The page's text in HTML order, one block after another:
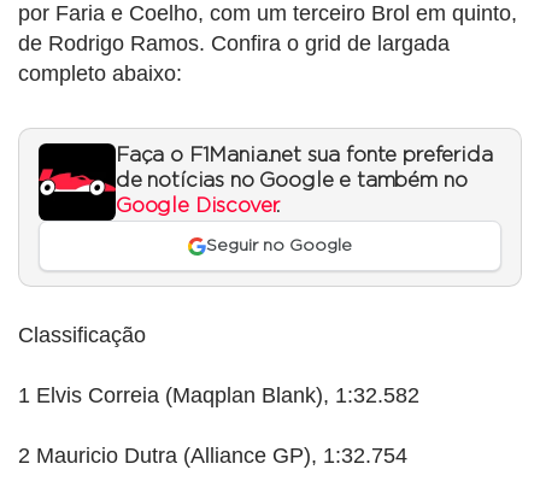
por Faria e Coelho, com um terceiro Brol em quinto,
de Rodrigo Ramos. Confira o grid de largada
completo abaixo:
Faça o F1Mania.net sua fonte preferida
de notícias no Google e também no
Google Discover.
Seguir no Google
Classificação
1 Elvis Correia (Maqplan Blank), 1:32.582
2 Mauricio Dutra (Alliance GP), 1:32.754